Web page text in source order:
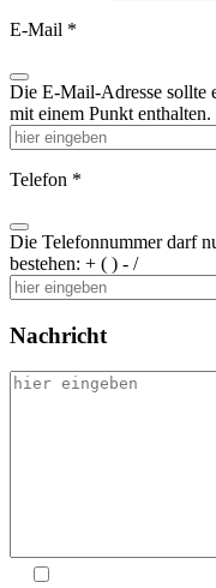
Feld
E-Mail *
Die E-Mail-Adresse sollte
mit einem Punkt enthalten.
Telefon *
Die Telefonnummer darf
bestehen: + ( ) - /
Nachricht